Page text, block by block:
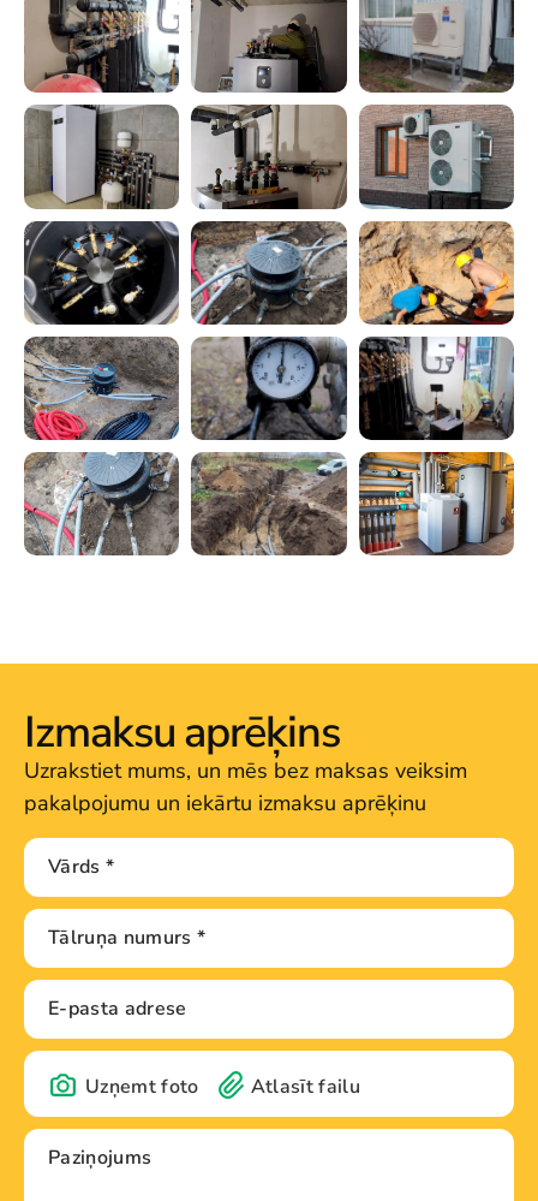
Izmaksu aprēķins
Uzrakstiet mums, un mēs bez maksas veiksim
pakalpojumu un iekārtu izmaksu aprēķinu
Uzņemt foto Atlasīt failu